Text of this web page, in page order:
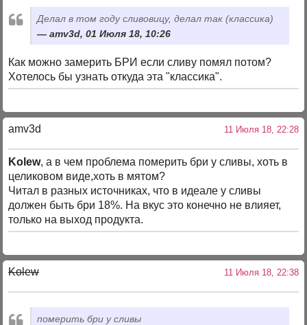
Делал в том году сливовицу, делал так (классика)
amv3d, 01 Июля 18, 10:26
Как можно замерить БРИ если сливу помял потом?
Хотелось бы узнать откуда эта "классика".
amv3d 11 Июля 18, 22:28
Kolew, а в чем проблема померить бри у сливы, хоть в
целиковом виде,хоть в мятом?
Читал в разных источниках, что в идеале у сливы
должен быть бри 18%. На вкус это конечно не влияет,
только на выход продукта.
Kolew 11 Июля 18, 22:38
померить бри у сливы